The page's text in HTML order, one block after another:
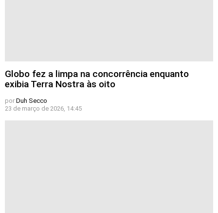
Globo fez a limpa na concorrência enquanto
exibia Terra Nostra às oito
por Duh Secco
23 de março de 2026, 14:45